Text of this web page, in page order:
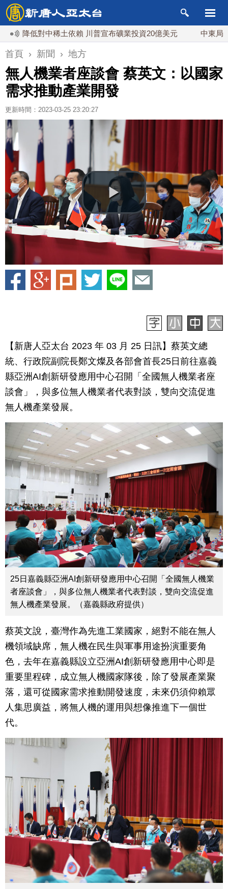
中稀土依賴 川普宣布礦業投資20億美元 中東局勢動盪 土
首頁 › 新聞 › 地方
無人機業者座談會 蔡英文：以國家
需求推動產業開發
更新時間：2023-03-25 23:20:27
【新唐人亞太台 2023 年 03 月 25 日訊】蔡英文總
統、行政院副院長鄭文燦及各部會首長25日前往嘉義
縣亞洲AI創新研發應用中心召開「全國無人機業者座
談會」，與多位無人機業者代表對談，雙向交流促進
無人機產業發展。
25日嘉義縣亞洲AI創新研發應用中心召開「全國無人機業
者座談會」，與多位無人機業者代表對談，雙向交流促進
無人機產業發展。（嘉義縣政府提供）
蔡英文說，臺灣作為先進工業國家，絕對不能在無人
機領域缺席，無人機在民生與軍事用途扮演重要角
色，去年在嘉義縣設立亞洲AI創新研發應用中心即是
重要里程碑，成立無人機國家隊後，除了發展產業聚
落，還可從國家需求推動開發速度，未來仍須仰賴眾
人集思廣益，將無人機的運用與想像推進下一個世
代。